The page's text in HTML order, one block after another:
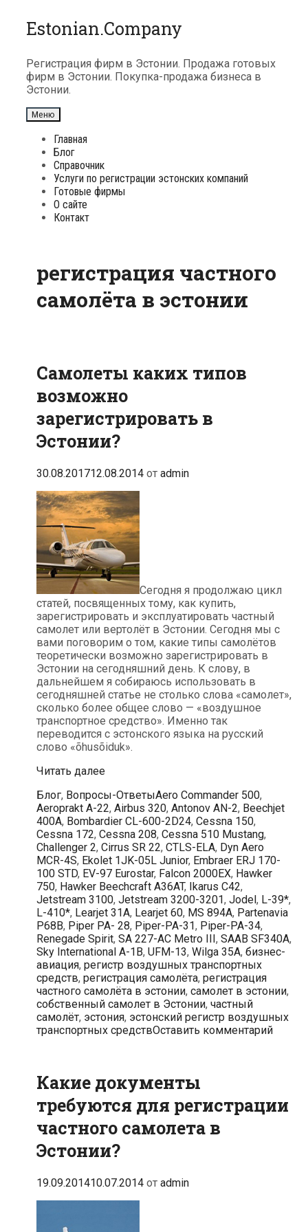
Перейти
к
Estonian.Company
Регистрация фирм в Эстонии. Продажа готовых
фирм в Эстонии. Покупка-продажа бизнеса в
Эстонии.
Меню
Главная
Блог
Справочник
Услуги по регистрации эстонских компаний
Готовые фирмы
О сайте
Контакт
регистрация частного
самолёта в эстонии
Самолеты каких типов
возможно
зарегистрировать в
Эстонии?
30.08.201712.08.2014 от admin
Сегодня я продолжаю цикл
статей, посвященных тому, как купить,
зарегистрировать и эксплуатировать частный
самолет или вертолёт в Эстонии. Сегодня мы с
вами поговорим о том, какие типы самолётов
теоретически возможно зарегистрировать в
Эстонии на сегодняшний день. К слову, в
дальнейшем я собираюсь использовать в
сегодняшней статье не столько слова «самолет»,
сколько более общее слово — «воздушное
транспортное средство». Именно так
переводится с эстонского языка на русский
слово «õhusõiduk».
Читать далееСамолеты
типов
возможно
зарегистрировать
в
Эстонии?
Рубрики
Блог, Вопросы-ОтветыМетки
Aero Commander 500,
Aeroprakt A-22, Airbus 320, Antonov AN-2, Beechjet
400A, Bombardier CL-600-2D24, Cessna 150,
Cessna 172, Cessna 208, Cessna 510 Mustang,
Challenger 2, Cirrus SR 22, CTLS-ELA, Dyn Aero
MCR-4S, Ekolet 1JK-05L Junior, Embraer ERJ 170-
100 STD, EV-97 Eurostar, Falcon 2000EX, Hawker
750, Hawker Beechcraft A36AT, Ikarus C42,
Jetstream 3100, Jetstream 3200-3201, Jodel, L-39*,
L-410*, Learjet 31A, Learjet 60, MS 894A, Partenavia
P68B, Piper PA- 28, Piper-PA-31, Piper-PA-34,
Renegade Spirit, SA 227-AC Metro III, SAAB SF340A,
Sky International A-1B, UFM-13, Wilga 35A, бизнес-
авиация, регистр воздушных транспортных
средств, регистрация самолёта, регистрация
частного самолёта в эстонии, самолет в эстонии,
собственный самолет в Эстонии, частный
самолёт, эстония, эстонский регистр воздушных
транспортных средствОставить комментарий
Какие документы
требуются для регистрации
частного самолета в
Эстонии?
19.09.201410.07.2014 от admin